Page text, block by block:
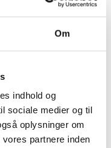
Om
indhold og
sociale medier og til
oplysninger om
partnere inden
11"
1/2/3/4